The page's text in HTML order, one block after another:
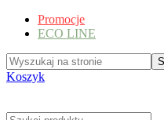
Promocje
ECO LINE
Koszyk